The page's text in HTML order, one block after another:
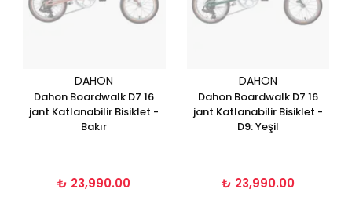
DAHON
Dahon Boardwalk D7 16
jant Katlanabilir Bisiklet -
Bakır
₺ 23,990.00
DAHON
Dahon Boardwalk D7 16
jant Katlanabilir Bisiklet -
D9: Yeşil
₺ 23,990.00